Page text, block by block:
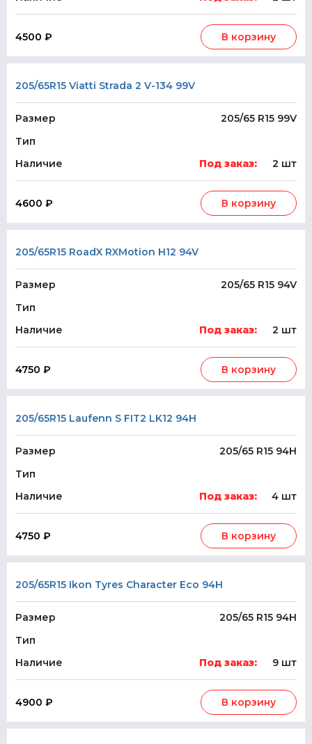
4500 ₽ В корзину
205/65R15 Viatti Strada 2 V-134 99V
Размер
205/65 R15 99V
Тип
Наличие
Под заказ: 2 шт
4600 ₽ В корзину
205/65R15 RoadX RXMotion H12 94V
Размер
205/65 R15 94V
Тип
Наличие
Под заказ: 2 шт
4750 ₽ В корзину
205/65R15 Laufenn S FIT2 LK12 94H
Размер
205/65 R15 94H
Тип
Наличие
Под заказ: 4 шт
4750 ₽ В корзину
205/65R15 Ikon Tyres Character Eco 94H
Размер
205/65 R15 94H
Тип
Наличие
Под заказ: 9 шт
4900 ₽ В корзину